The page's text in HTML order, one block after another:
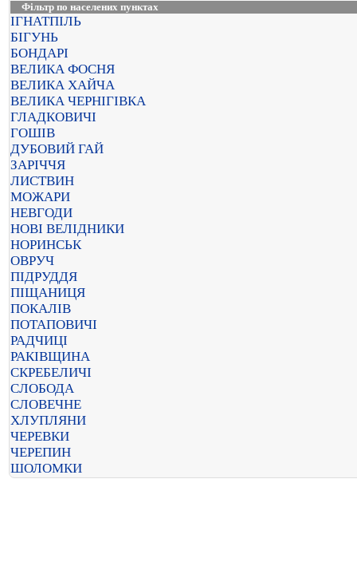
Фільтр по населених пунктах
ІГНАТПІЛЬ
БІГУНЬ
БОНДАРІ
ВЕЛИКА ФОСНЯ
ВЕЛИКА ХАЙЧА
ВЕЛИКА ЧЕРНІГІВКА
ГЛАДКОВИЧІ
ГОШІВ
ДУБОВИЙ ГАЙ
ЗАРІЧЧЯ
ЛИСТВИН
МОЖАРИ
НЕВГОДИ
НОВІ ВЕЛІДНИКИ
НОРИНСЬК
ОВРУЧ
ПІДРУДДЯ
ПІЩАНИЦЯ
ПОКАЛІВ
ПОТАПОВИЧІ
РАДЧИЦІ
РАКІВЩИНА
СКРЕБЕЛИЧІ
СЛОБОДА
СЛОВЕЧНЕ
ХЛУПЛЯНИ
ЧЕРЕВКИ
ЧЕРЕПИН
ШОЛОМКИ